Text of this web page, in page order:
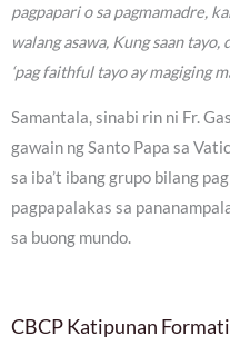
pagpapari o sa pagmamadre,
walang asawa, Kung saan
‘pag faithful tayo ay magiging
Samantala, sinabi rin ni Fr.
gawain ng Santo Papa sa
sa iba’t ibang grupo bilang
pagpapalakas sa
sa buong mundo.
CBCP Katipunan